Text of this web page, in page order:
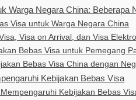
Warga Negara China:
Visa untuk Warga Negara China
Visa on Arrival, dan Visa
Bebas Visa untuk Pemegang
Bebas Visa China dengan
Kebijakan Bebas Visa
Kebijakan Bebas